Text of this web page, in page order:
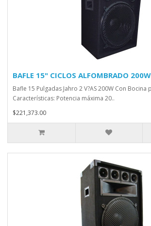
BAFLE 15" CICLOS ALFOMBRADO
Bafle 15 Pulgadas Jahro 2 V?AS 200W Con Bocina
Características: Potencia máxima 20..
$221,373.00